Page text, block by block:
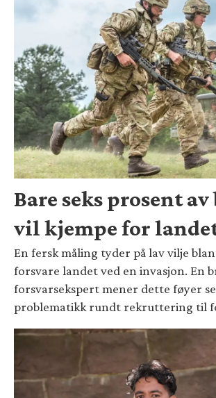
Bare seks prosent
vil kjempe for
En fersk måling tyder på lav vilje
forsvare landet ved en invasjon. En
forsvarsekspert mener dette føyer
problematikk rundt rekruttering til